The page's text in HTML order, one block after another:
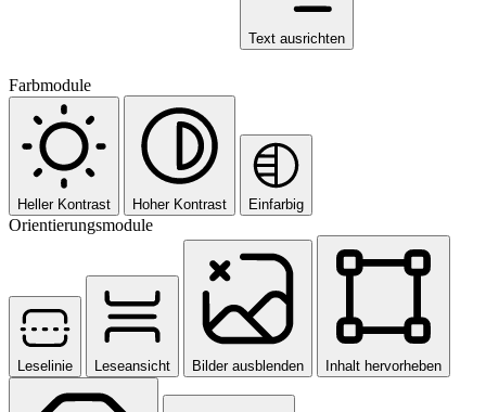
Text ausrichten
Farbmodule
Heller Kontrast Hoher Kontrast Einfarbig
Orientierungsmodule
Leselinie Leseansicht Bilder ausblenden Inhalt hervorheben